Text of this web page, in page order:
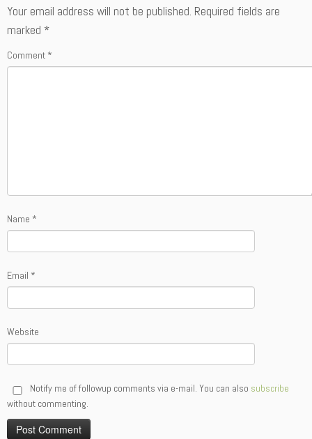
Your email address will not be published. Required fields are
marked *
Comment *
Name *
Email *
Website
Notify me of followup comments via e-mail. You can also subscribe
without commenting.